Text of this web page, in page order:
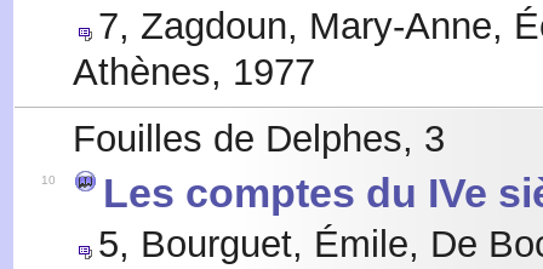
7, Zagdoun, Mary-Anne,
Athènes, 1977
Fouilles de Delphes, 3
10 Les comptes du IVe
5, Bourguet, Émile, De